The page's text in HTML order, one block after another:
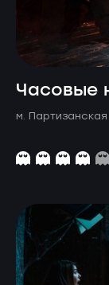
Часовые
м. Партизанская